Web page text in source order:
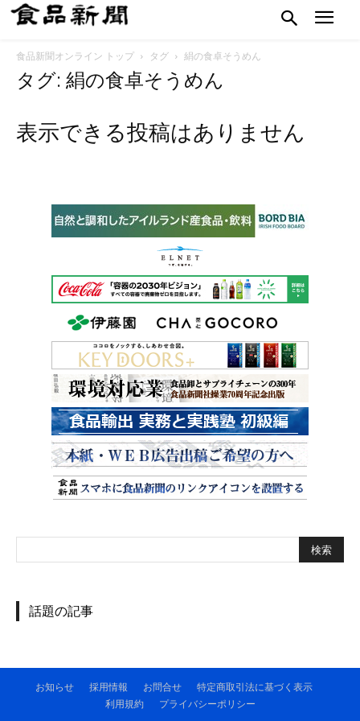
食品新聞オンライン トップ タグ 絹の食卓そうめん
タグ: 絹の食卓そうめん
表示できる投稿はありません
話題の記事
お知らせ 採用情報 お問合せ
特定商取引法に基づく表示
利用規約
プライバシーポリシー